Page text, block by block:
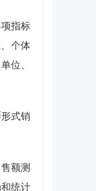
指标
个体
位、
式销
额测
统计